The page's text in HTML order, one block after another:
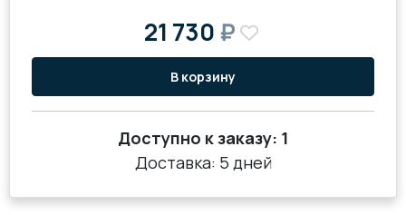
21 730₽
В корзину
Доступно к заказу: 1
Доставка: 5 дней